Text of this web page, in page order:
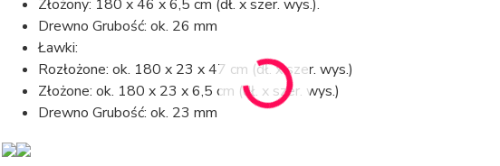
Złożony: 180 x 46 x 6,5 cm (dł. x szer. wys.).
Drewno Grubość: ok. 26 mm
Ławki:
Rozłożone: ok. 180 x 23 x 47 cm (dł. x szer. wys.)
Złożone: ok. 180 x 23 x 6,5 cm (dł. x szer. wys.)
Drewno Grubość: ok. 23 mm